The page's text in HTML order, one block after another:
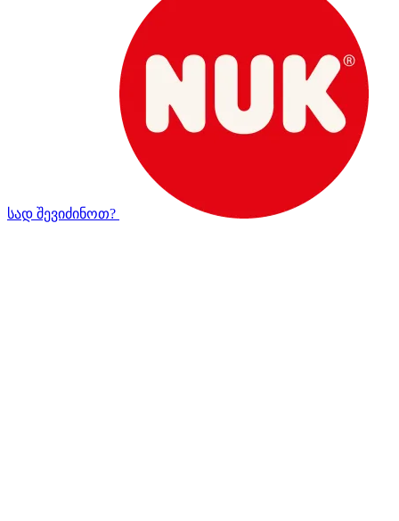
სად შევიძინოთ?